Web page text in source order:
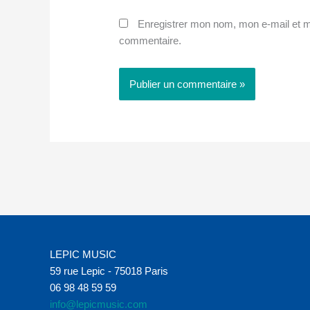
Enregistrer mon nom, mon e-mail et
commentaire.
LEPIC MUSIC
59 rue Lepic - 75018 Paris
06 98 48 59 59
info@lepicmusic.com